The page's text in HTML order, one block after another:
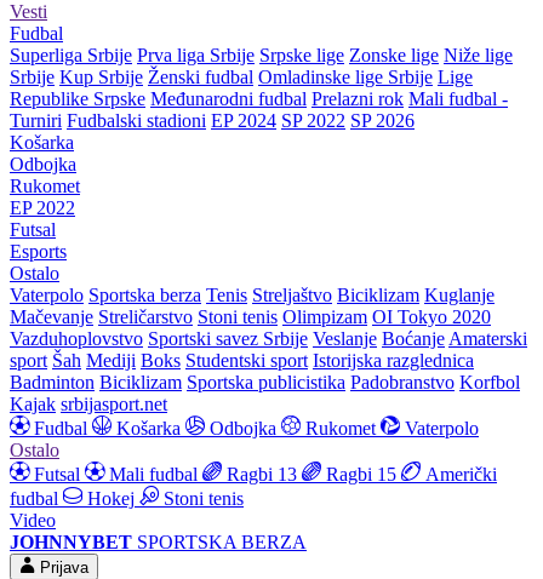
Vesti
Fudbal
Superliga Srbije Prva liga Srbije Srpske lige Zonske lige Niže lige
Srbije Kup Srbije Ženski fudbal Omladinske lige Srbije Lige
Republike Srpske Međunarodni fudbal Prelazni rok Mali fudbal -
Turniri Fudbalski stadioni EP 2024 SP 2022 SP 2026
Košarka
Odbojka
Rukomet
EP 2022
Futsal
Esports
Ostalo
Vaterpolo Sportska berza Tenis Streljaštvo Biciklizam Kuglanje
Mačevanje Streličarstvo Stoni tenis Olimpizam OI Tokyo 2020
Vazduhoplovstvo Sportski savez Srbije Veslanje Boćanje Amaterski
sport Šah Mediji Boks Studentski sport Istorijska razglednica
Badminton Biciklizam Sportska publicistika Padobranstvo Korfbol
Kajak srbijasport.net
Fudbal
Košarka Odbojka Rukomet
Vaterpolo
Ostalo
Futsal
Mali fudbal Ragbi 13 Ragbi 15
Američki
fudbal
Hokej
Stoni tenis
Video
JOHNNYBET SPORTSKA BERZA
Prijava